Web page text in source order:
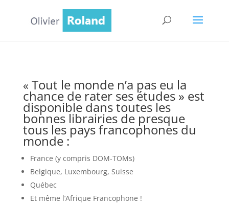
« Tout le monde n’a pas eu la
chance de rater ses études » est
disponible dans toutes les
bonnes librairies de presque
tous les pays francophones du
monde :
France (y compris DOM-TOMs)
Belgique, Luxembourg, Suisse
Québec
Et même l’Afrique Francophone !